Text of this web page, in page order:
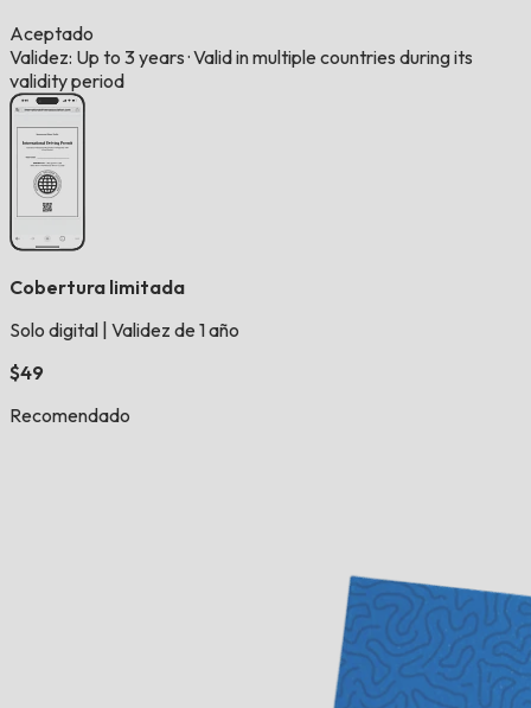
Aceptado
Validez: Up to 3 years ·Valid in multiple countries during its
validity period
Cobertura limitada
Solo digital Validez de 1 año
$49
Recomendado